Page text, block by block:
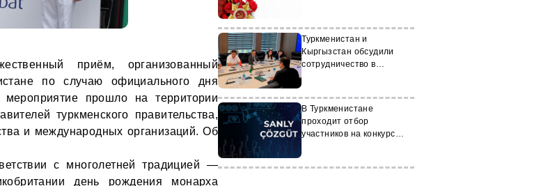
приём, организованный
по случаю официального дня
прошло на территории
туркменского правительства,
и международных организаций. Об
с многолетней традицией —
день рождения монарха
Туркменистан и
Кыргызстан обсудили
сотрудничество в
В Туркменистане
проходит отбор
участников на конкурс